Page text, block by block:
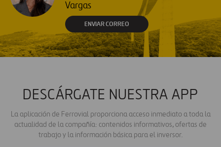
Vargas
ENVIAR CORREO
DESCÁRGATE NUESTRA APP
La aplicación de Ferrovial proporciona acceso inmediato a toda la
actualidad de la compañía: contenidos informativos, ofertas de
trabajo y la información básica para el inversor.